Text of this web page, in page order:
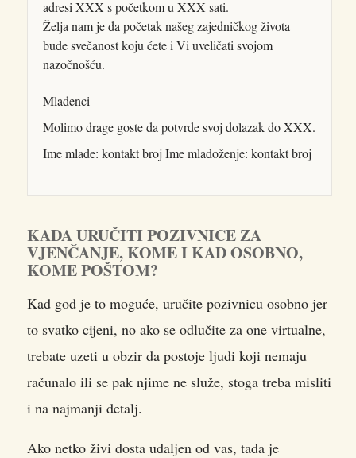
adresi XXX s početkom u XXX sati.
Želja nam je da početak našeg zajedničkog života
bude svečanost koju ćete i Vi uveličati svojom
nazočnošću.
Mladenci
Molimo drage goste da potvrde svoj dolazak do XXX.
Ime mlade: kontakt broj Ime mladoženje: kontakt broj
KADA URUČITI POZIVNICE ZA
VJENČANJE, KOME I KAD OSOBNO,
KOME POŠTOM?
Kad god je to moguće, uručite pozivnicu osobno jer
to svatko cijeni, no ako se odlučite za one virtualne,
trebate uzeti u obzir da postoje ljudi koji nemaju
računalo ili se pak njime ne služe, stoga treba misliti
i na najmanji detalj.
Ako netko živi dosta udaljen od vas, tada je